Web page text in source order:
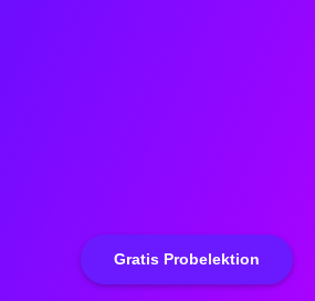
Gratis Probelektion